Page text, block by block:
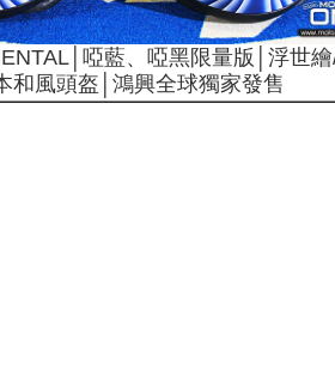
啞藍、啞黑限量版│浮世
和風頭盔│鴻興全球獨家發售